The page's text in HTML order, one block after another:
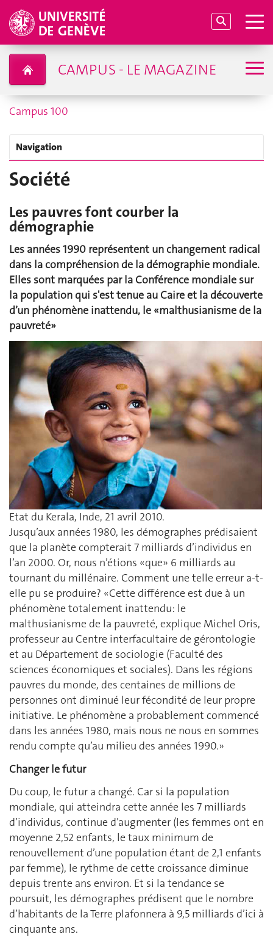
CAMPUS - LE MAGAZINE
Campus 100
Navigation
Société
Les pauvres font courber la
démographie
Les années 1990 représentent un changement radical
dans la compréhension de la démographie mondiale.
Elles sont marquées par la Conférence mondiale sur
la population qui s'est tenue au Caire et la découverte
d’un phénomène inattendu, le «malthusianisme de la
pauvreté»
Etat du Kerala, Inde, 21 avril 2010.
Jusqu’aux années 1980, les démographes prédisaient
que la planète compterait 7 milliards d’individus en
l’an 2000. Or, nous n’étions «que» 6 milliards au
tournant du millénaire. Comment une telle erreur a-t-
elle pu se produire? «Cette différence est due à un
phénomène totalement inattendu: le
malthusianisme de la pauvreté, explique Michel Oris,
professeur au Centre interfacultaire de gérontologie
et au Département de sociologie (Faculté des
sciences économiques et sociales). Dans les régions
pauvres du monde, des centaines de millions de
personnes ont diminué leur fécondité de leur propre
initiative. Le phénomène a probablement commencé
dans les années 1980, mais nous ne nous en sommes
rendu compte qu’au milieu des années 1990.»
Changer le futur
Du coup, le futur a changé. Car si la population
mondiale, qui atteindra cette année les 7 milliards
d’individus, continue d’augmenter (les femmes ont en
moyenne 2,52 enfants, le taux minimum de
renouvellement d’une population étant de 2,1 enfants
par femme), le rythme de cette croissance diminue
depuis trente ans environ. Et si la tendance se
poursuit, les démographes prédisent que le nombre
d’habitants de la Terre plafonnera à 9,5 milliards d’ici à
cinquante ans.